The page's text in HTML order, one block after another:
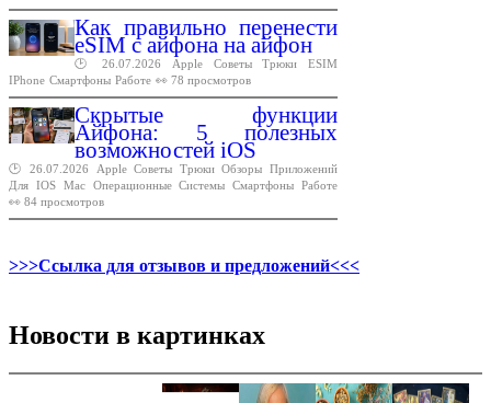
Как правильно перенести
eSIM с айфона на айфон
🕑 26.07.2026 Apple Советы Трюки
ESIM
IPhone Смартфоны Работе 👀 78 просмотров
Скрытые функции
Айфона: 5 полезных
возможностей iOS
🕑 26.07.2026 Apple Советы Трюки Обзоры Приложений
Для IOS Mac Операционные Системы Смартфоны Работе
👀 84 просмотров
>>>Ссылка для отзывов и предложений<<<
Новости в картинках